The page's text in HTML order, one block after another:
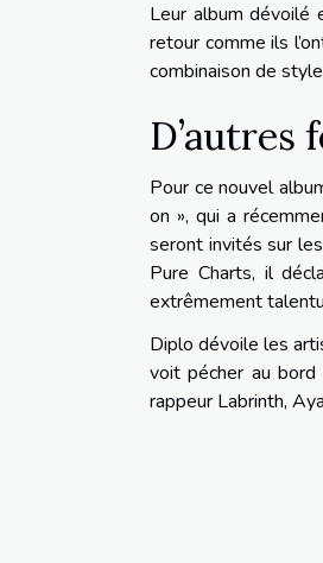
Leur album dévoilé
retour comme ils
combinaison de
D’autres
Pour ce nouvel
on », qui a
seront invités sur
Pure Charts, il
extrêmement
Diplo dévoile les
voit pécher au bord
rappeur Labrinth,